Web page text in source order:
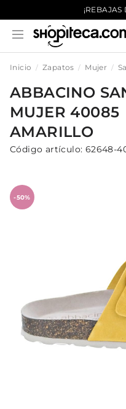
Inicio Zapatos Mujer
ABBACINO
MUJER40085
AMARILLO
Código artículo: 62648-
-50%